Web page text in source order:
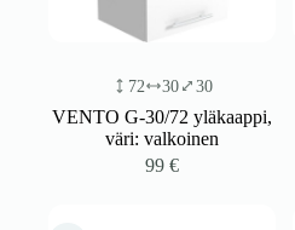
72 30 30
VENTO G-30/72 yläkaappi,
väri: valkoinen
99€